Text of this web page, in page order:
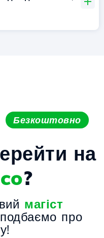
Безкоштовно
на
?
магіст
про